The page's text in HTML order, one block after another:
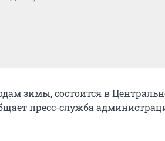
зимы, состоится в
пресс-служба